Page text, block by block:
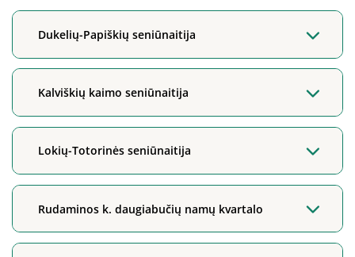
Dukelių-Papiškių seniūnaitija
Kalviškių kaimo seniūnaitija
Lokių-Totorinės seniūnaitija
Rudaminos k. daugiabučių namų kvartalo